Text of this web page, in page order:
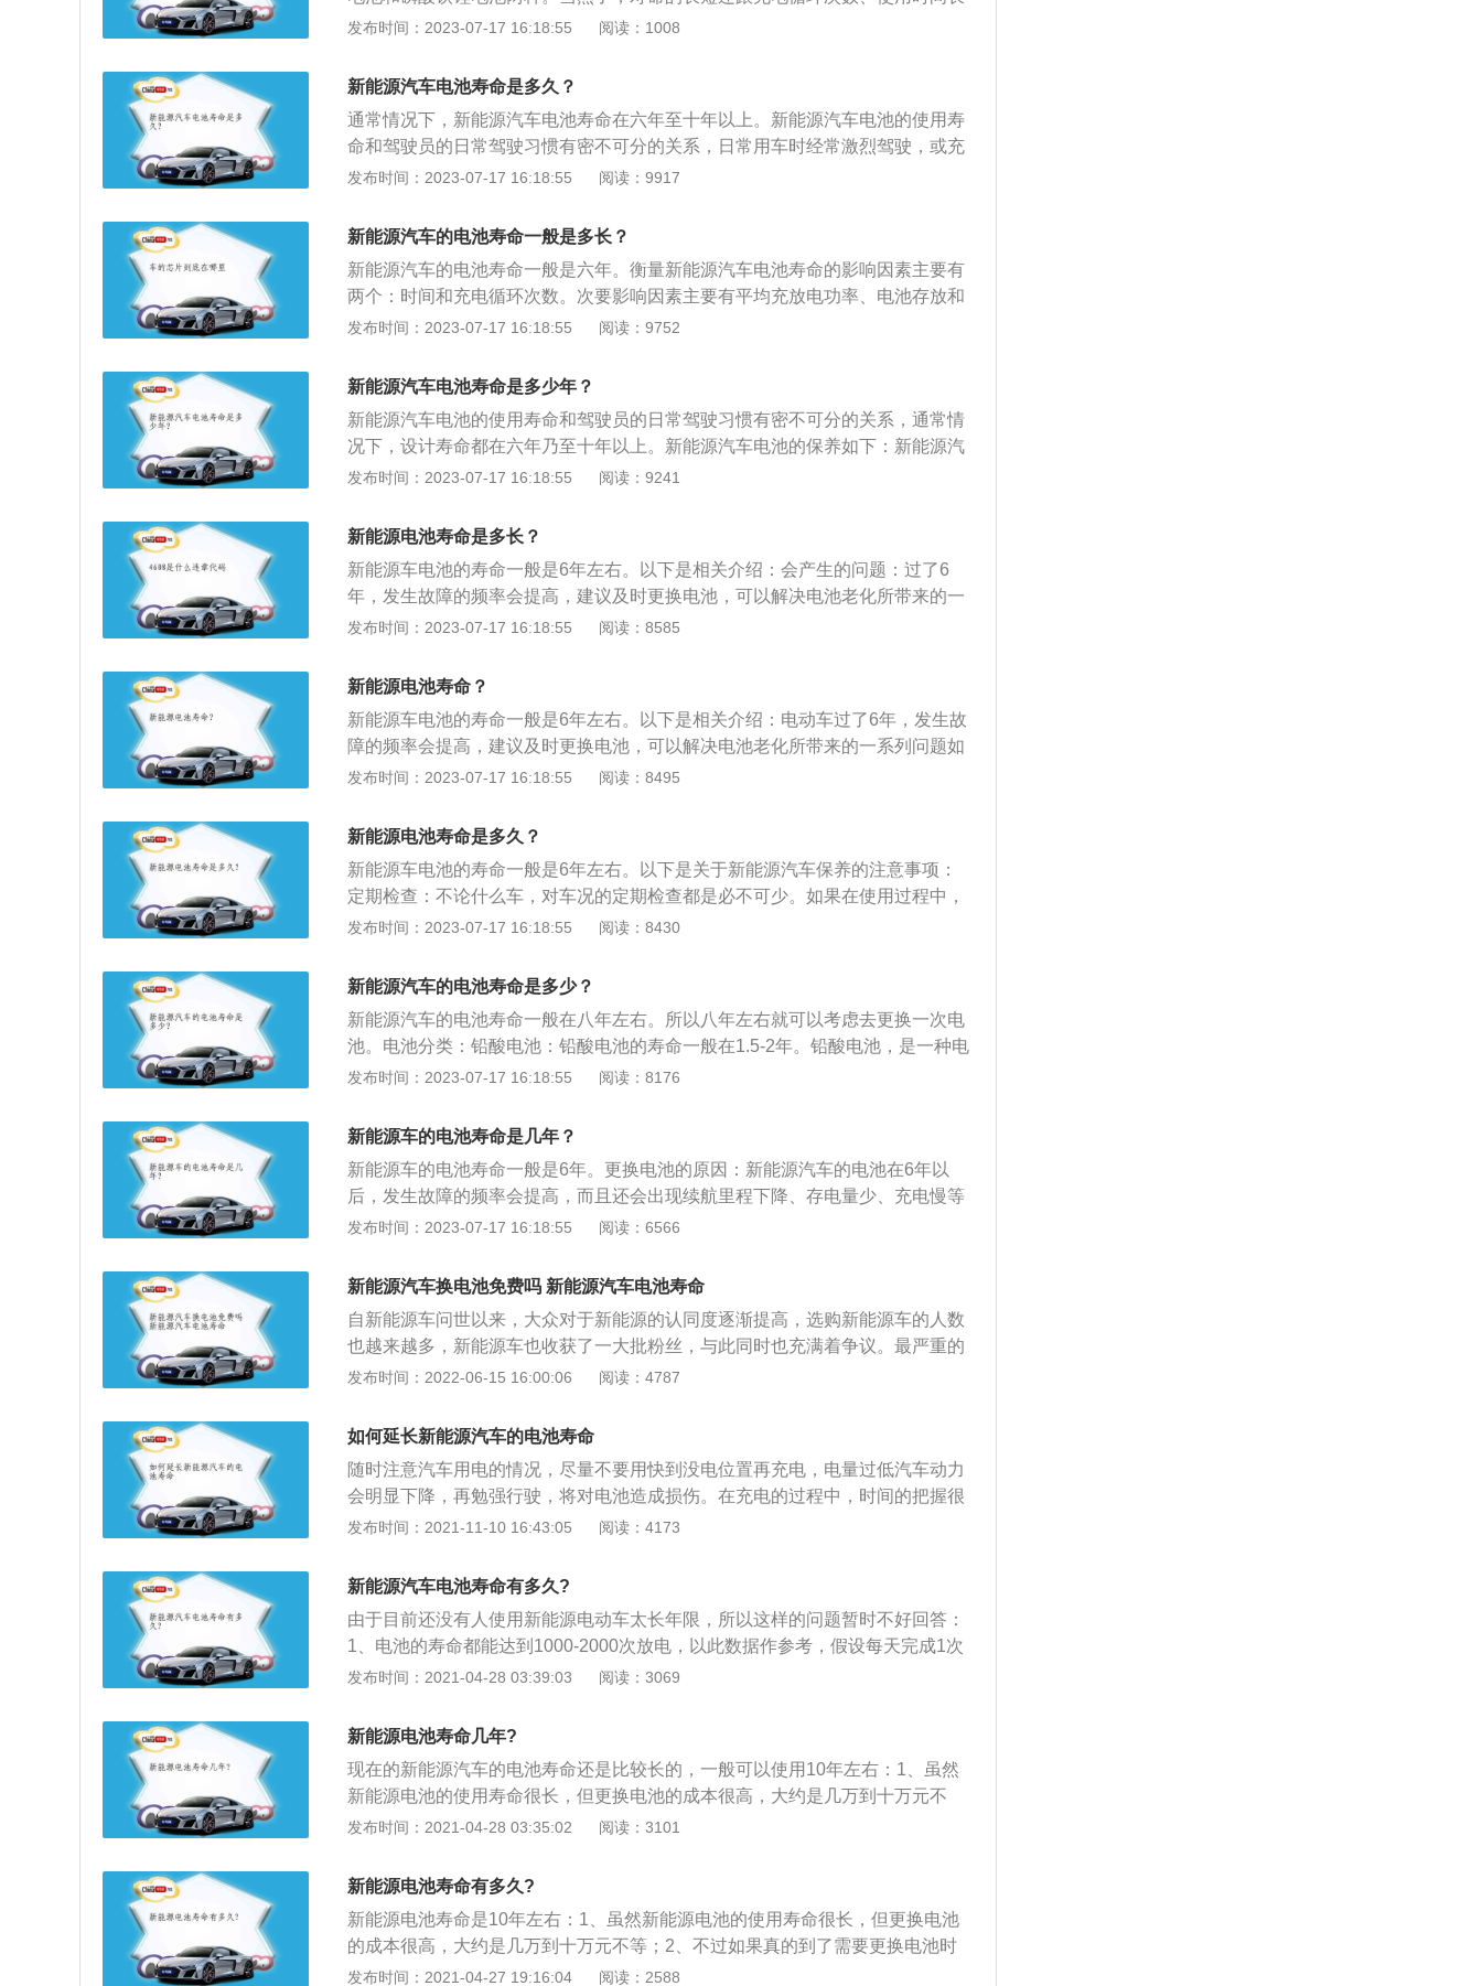
听音乐这些也会耗电，会减少行驶里程，所以要大致计算好电够不够用。
行遮挡防护；3、发现充电站点出现暴雨积水淹没充电桩的情况，请不要贸然靠
近充电桩，以免发生触电事故；4、停车时，请选择地面较高的位置，避免车辆
动时务必保证枪口朝下；6、车载充电插座在打开盖时，务必保证不要暴露在雨
里，避免雨水溅入插座。
短、温度等有关系。磷酸铁锂电池可以循环2000次以上，寿命达十年以上。三元
命可能差不多，三元锂电池的发展前景更好，各大厂商都表示要提高三元锂电池
的电池密度，未来三元锂电池的性能将会进一步提高。避开这些用车误区，提高
电池寿命！1.每次都使用快充;现在许多新能源汽车有快充和慢充两种方式，在不
着急的情况下尽量使用慢充。慢速恒流充电是延长电池寿命的最好方法。尤其对
于新购的和长期不开的新能源汽车，一开始要采用小电流慢充电模式。2.等电完
电，尽量控制电量在25%-75%之间，能够减小电池衰减。电池寿命与循环次数有
关，从0电到满电为一次，假如从50%充满，充两次才算一次循环次数。3.猛踩油
门;新能源汽车提速很快，经常踩得太快会导致放电倍率较高，电池寿命也会缩
二十分钟，他好像又能向前行驶一段距离。其实这样非常伤电池，在行驶前就要
少行驶里程，所以要大致计算好电够不够用。5.长时间停放不充电;很多车友可能
用车频率不是很高，车一放就是几个月不开，在这种情况下也建议定期对电池充
充电。6.从不关注温度;温度对电池也有很大影响，请不要在高于60℃的环境下驾
驶或者充电，温度过高会影响电池散热，更严重的还会爆炸引起火灾。温度小于-
的车友们，建议购买带电池加热系统的新能源车。7.一直充电不看时间;掌握好充
电时间对保养电池也有很大作用。很多人充电一充就忘了时间，可能会导致电负
载过大的情况发生，长久过度充电也会减少电池寿命。8.不良用车习惯;虽然新能
源汽车的电池都具有防水性，但是还是尽量避免去水比较深的地方；充电周围远
离易燃易爆物品；不要用不匹配的充电线给电池充电。
发布时间：2023-07-17 16:18:55 阅读：1008
新能源汽车电池寿命是多久？
通常情况下，新能源汽车电池寿命在六年至十年以上。新能源汽车电池的使用寿
命和驾驶员的日常驾驶习惯有密不可分的关系，日常用车时经常激烈驾驶，或充
电时间把握不好，都会影响新能源汽车电池的使用时间。新能源汽车电池保养方
光下暴晒时，会导致蓄电池内部压力增加而使电池失水，电池的活性会下降，加
速电池极板的老化，缩短了新能源汽车电池的使用寿命。正确掌握充电时间：合
理掌握新能源汽车的充电时间可以延长新能源汽车电池的使用寿命，在正常行驶
过程中，如果电量表指示红灯和黄灯亮，就应充电，一般新能源汽车的蓄电池平
均充电时间为10小时左右，车主需要控制好充电时间，避免过度充电造成损失，
在使用过程中需要及时的检查，新能源汽车在正常运行过程中如果出现续航里程
在短时间内突然大幅度下降十几公里，可能是电池中的一块电池出现问题，需要
及时检查。
发布时间：2023-07-17 16:18:55 阅读：9917
新能源汽车的电池寿命一般是多长？
新能源汽车的电池寿命一般是六年。衡量新能源汽车电池寿命的影响因素主要有
两个：时间和充电循环次数。次要影响因素主要有平均充放电功率、电池存放和
工作环境温度、充放电深度等。充电循环次数，通常在理想情况下可以达到1000
是50-80公里，正常情况下PHEV私家车的使用年限在5-10年。使用期间只要保养
得当，10年的使用是没有问题的。
发布时间：2023-07-17 16:18:55 阅读：9752
新能源汽车电池寿命是多少年？
新能源汽车电池的使用寿命和驾驶员的日常驾驶习惯有密不可分的关系，通常情
况下，设计寿命都在六年乃至十年以上。新能源汽车电池的保养如下：新能源汽
车起步时要轻踩：汽车在起步时使用地板油会导致汽车电池在短时间内大量放
暴晒：新能源汽车的重要部件就是汽车的电池，汽车电池出现问题将会直接影响
新能源汽车的使用，在高温暴晒下，会让汽车电池加速老化，减少使用寿命，同
时也要避免在低温环境下行驶，容易出现续航能力低的现象。注意电池的充电时
长：充电时间不是越长越好，新能源汽车在充电时避免出现长时间充电的现象，
同时也不要过度的放电，这几种电池的使用方式都会对汽车的电池造成影响。
发布时间：2023-07-17 16:18:55 阅读：9241
新能源电池寿命是多长？
新能源车电池的寿命一般是6年左右。以下是相关介绍：会产生的问题：过了6
年，发生故障的频率会提高，建议及时更换电池，可以解决电池老化所带来的一
系列问题如续航里程明显下降、存电量变少而且充电慢等问题。电池的保养：电
车电池在太阳下暴晒，高温暴晒会让电池加速老化，同时也要避免在低温环境下
间不是越长越好，也不要过度放电。
发布时间：2023-07-17 16:18:55 阅读：8585
新能源电池寿命？
新能源车电池的寿命一般是6年左右。以下是相关介绍：电动车过了6年，发生故
障的频率会提高，建议及时更换电池，可以解决电池老化所带来的一系列问题如
续航里程明显下降、存电量变少而且充电慢等问题。电池的使用寿命也要看车主
温暴晒会让电池加速老化，同时也要避免在低温环境下行驶会导致续航能力低的
现象，电池充电的时候满电就应该切断充电源，充电时间不是越长越好，也不要
过度放电。
发布时间：2023-07-17 16:18:55 阅读：8495
新能源电池寿命是多久？
新能源车电池的寿命一般是6年左右。以下是关于新能源汽车保养的注意事项：
定期检查：不论什么车，对车况的定期检查都是必不可少。如果在使用过程中，
新能源汽车的续行里程突然大幅度下降，很有可能是电池组出问题，应及时检查
些都会缩短电瓶寿命。另外，如充电过程电瓶温度超过65℃时，应当立即停止充
电，以免发生危险。起步请轻踩：新能源汽车在起步时如果猛踩加速，会导致电
池大电流放电，大电流放电容易产生硫酸铅结晶，从而损害电池极板的物理性
能，影响电池的使用寿命。
发布时间：2023-07-17 16:18:55 阅读：8430
新能源汽车的电池寿命是多少？
新能源汽车的电池寿命一般在八年左右。所以八年左右就可以考虑去更换一次电
池。电池分类：铅酸电池：铅酸电池的寿命一般在1.5-2年。铅酸电池，是一种电
极主要由铅及其氧化物制成，电解液是硫酸溶液的蓄电池。放电状态下，铅酸电
负极的主要成分均为硫酸铅。氢镍电池：氢镍电池单位重量的储存能量比铅酸电
池多一倍，其它性能也都优于铅酸电池，价格为铅酸电池的4-5倍。氢镍电池采取
恒定电流充电方式充电，根据电池对电流的接受能力可采用不同的电流对电池充
电，充电过程中无需对电池单体的电压进行限制，同时，可以实现快速充电。磷
酸铁锂电池：磷酸铁锂电池，是指用磷酸铁锂作为正极材料的锂离子电池。锂离
中钴酸锂是目前绝大多数锂离子电池使用的正极材料。磷酸铁锂动力电池理论寿
命在7-8年。
发布时间：2023-07-17 16:18:55 阅读：8176
新能源车的电池寿命是几年？
新能源车的电池寿命一般是6年。更换电池的原因：新能源汽车的电池在6年以
后，发生故障的频率会提高，而且还会出现续航里程下降、存电量少、充电慢等
问题，所以新能源汽车的电池在使用6年之后需要及时的更换，避免在开车的时
新能源汽车起步时要轻踩刹车，汽车在起步时使用地板油会导致汽车电池在短时
间内大量放电，产生硫酸铅结晶，对于汽车电池的使用寿命也有很大的影响；防
止汽车电池暴晒，新能源汽车的重要部件就是汽车的电池，汽车电池出现问题将
会直接影响新能源汽车的使用，在高温暴晒下，会让汽车电池加速老化，减少使
用寿命，同时也要避免在低温环境下行驶，容易出现续航能力低的现象；充电时
过度放电。
发布时间：2023-07-17 16:18:55 阅读：6566
新能源汽车换电池免费吗 新能源汽车电池寿命
自新能源车问世以来，大众对于新能源的认同度逐渐提高，选购新能源车的人数
也越来越多，新能源车也收获了一大批粉丝，与此同时也充满着争议。最严重的
便是关于蓄电池的使用寿命。新能源汽车换电池免费吗保质期内是免费的。而中
质保期，针对了整块动力电池，一旦在日常使用、检测中发现动力电池某个部件
出现故障，威马会提供免费更换、维修服务。该项服务项目妥妥地消除了消费者
的蓄电池顾虑。理想汽车也不甘示弱，在今年推出了首任车主终生享有质保期服
务方案。该项计划方案将于3月10日前正式的问世，但要2999元选购整车及三电
系统的不限定限期、不限里程数质保期服务项目。新能源汽车电池寿命三到六年
电池很长时间不用，或是用得太频繁，还有外界温度过高或是过低都会影响蓄电
池的日历使用寿命。通常来讲，汽车用的锂电日历使用寿命在5到10年的时间。
通常从电池组的质保期能看出蓄电池的日历使用寿命，通常汽车企业给的电池组
十多万公里。假如公布蓄电池的日历使用寿命，很有可能会影响到新能源车的出
发布时间：2022-06-15 16:00:06 阅读：4787
如何延长新能源汽车的电池寿命
随时注意汽车用电的情况，尽量不要用快到没电位置再充电，电量过低汽车动力
会明显下降，再勉强行驶，将对电池造成损伤。在充电的过程中，时间的把握很
重要。电动车最好每天都充电，让电池浅循环，这样可以延长它的使用寿命。每
的实际情况进行充电，关于多久充一次的问题也要根据自己的行驶里程或者参照
就应当充电了；如果黄灯灭了只剩下红灯亮，应尽快停止运行充电，否则电瓶会
因为过度放电而缩短寿命。220伏电源插头或充电器输出插头松动、接触面氧化
等现象都会导致插头发热，发热时间过长会导致插头短路或接触不良，损害充电
更换接插件。
发布时间：2021-11-10 16:43:05 阅读：4173
新能源汽车电池寿命有多久?
由于目前还没有人使用新能源电动车太长年限，所以这样的问题暂时不好回答：
1、电池的寿命都能达到1000-2000次放电，以此数据作参考，假设每天完成1次
充放电，一年365次；2、那么理论上电池可以使用3-6年，这里面所提到的电池
在车辆质保的5年中，4S店会定期对电池进行检测，如发现性能降低的模块，就
发布时间：2021-04-28 03:39:03 阅读：3069
新能源电池寿命几年?
现在的新能源汽车的电池寿命还是比较长的，一般可以使用10年左右：1、虽然
新能源电池的使用寿命很长，但更换电池的成本很高，大约是几万到十万元不
等；2、不过如果真的到了需要更换电池时候，成本也可能会降低，因为现在的
以显著提高电池的使用寿命。
发布时间：2021-04-28 03:35:02 阅读：3101
新能源电池寿命有多久?
新能源电池寿命是10年左右：1、虽然新能源电池的使用寿命很长，但更换电池
的成本很高，大约是几万到十万元不等；2、不过如果真的到了需要更换电池时
候，成本也可能会降低，因为现在的技术越来越成熟了，就不需要那么贵了；
发布时间：2021-04-27 19:16:04 阅读：2588